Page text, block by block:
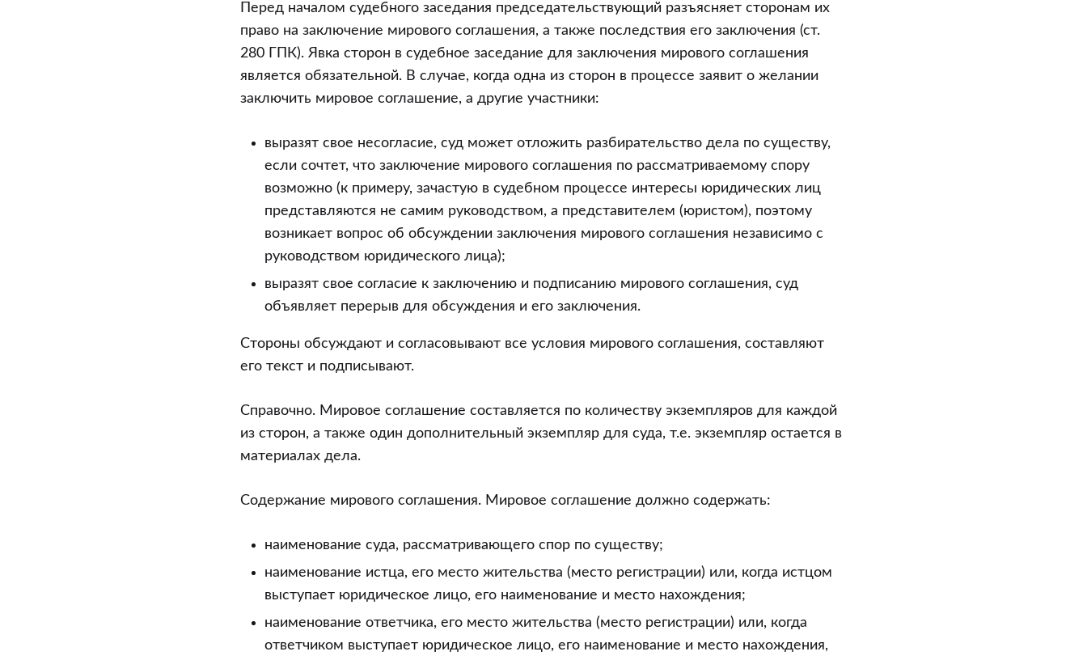
Перед началом судебного заседания председательствующий разъясняет сторонам их
право на заключение мирового соглашения, а также последствия его заключения (ст.
280 ГПК). Явка сторон в судебное заседание для заключения мирового соглашения
является обязательной. В случае, когда одна из сторон в процессе заявит о желании
заключить мировое соглашение, а другие участники:
выразят свое несогласие, суд может отложить разбирательство дела по существу,
если сочтет, что заключение мирового соглашения по рассматриваемому спору
возможно (к примеру, зачастую в судебном процессе интересы юридических лиц
представляются не самим руководством, а представителем (юристом), поэтому
возникает вопрос об обсуждении заключения мирового соглашения независимо с
руководством юридического лица);
выразят свое согласие к заключению и подписанию мирового соглашения, суд
объявляет перерыв для обсуждения и его заключения.
Стороны обсуждают и согласовывают все условия мирового соглашения, составляют
его текст и подписывают.
Справочно. Мировое соглашение составляется по количеству экземпляров для каждой
из сторон, а также один дополнительный экземпляр для суда, т.е. экземпляр остается в
материалах дела.
Содержание мирового соглашения. Мировое соглашение должно содержать:
наименование суда, рассматривающего спор по существу;
наименование истца, его место жительства (место регистрации) или, когда истцом
выступает юридическое лицо, его наименование и место нахождения;
наименование ответчика, его место жительства (место регистрации) или, когда
ответчиком выступает юридическое лицо, его наименование и место нахождения,